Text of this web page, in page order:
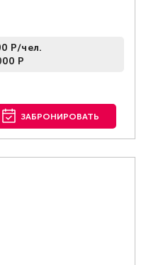
Р/чел.
Р
ЗАБРОНИРОВАТЬ